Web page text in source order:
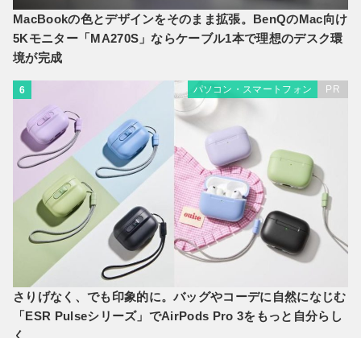
MacBookの色とデザインをそのまま拡張。BenQのMac向け
5Kモニター「MA270S」ならケーブル1本で理想のデスク環
境が完成
6 パソコン・スマートフォン PR
さりげなく、でも印象的に。バッグやコーデに自然になじむ
「ESR Pulseシリーズ」でAirPods Pro 3をもっと自分らし
く